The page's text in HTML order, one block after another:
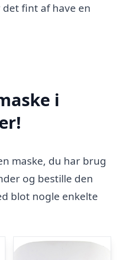
fint af have en
i
maske, du har brug
og bestille den
blot nogle enkelte